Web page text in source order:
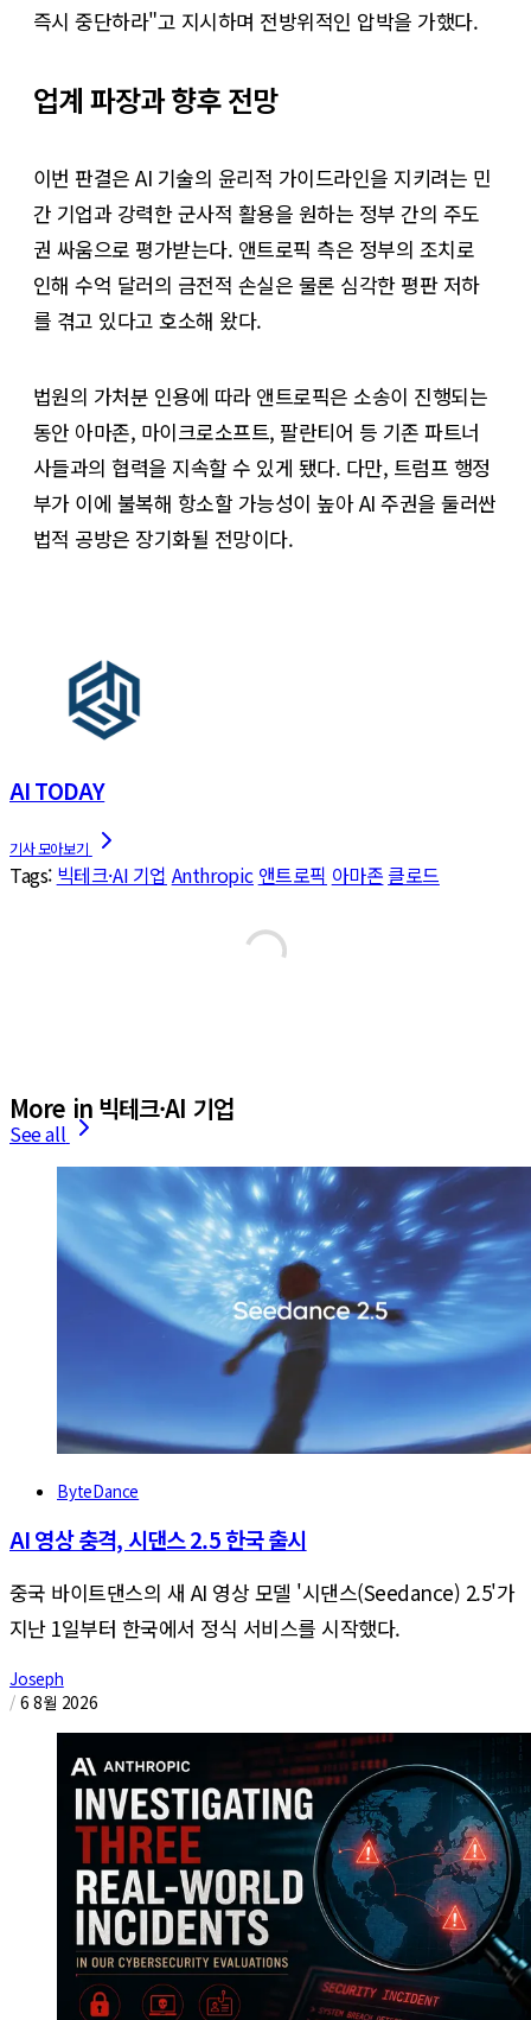
즉시 중단하라"고 지시하며 전방위적인 압박을 가했다.
업계 파장과 향후 전망
이번 판결은 AI 기술의 윤리적 가이드라인을 지키려는 민
간 기업과 강력한 군사적 활용을 원하는 정부 간의 주도
권 싸움으로 평가받는다. 앤트로픽 측은 정부의 조치로
인해 수억 달러의 금전적 손실은 물론 심각한 평판 저하
를 겪고 있다고 호소해 왔다.
법원의 가처분 인용에 따라 앤트로픽은 소송이 진행되는
동안 아마존, 마이크로소프트, 팔란티어 등 기존 파트너
사들과의 협력을 지속할 수 있게 됐다. 다만, 트럼프 행정
부가 이에 불복해 항소할 가능성이 높아 AI 주권을 둘러싼
법적 공방은 장기화될 전망이다.
AI TODAY
Tags: 빅테크·AI 기업 Anthropic 앤트로픽 아마존 클로드
More in 빅테크·AI 기업
See all
ByteDance
AI 영상 충격, 시댄스 2.5 한국 출시
중국 바이트댄스의 새 AI 영상 모델 '시댄스(Seedance) 2.5'가
지난 1일부터 한국에서 정식 서비스를 시작했다.
Joseph
/ 6 8월 2026